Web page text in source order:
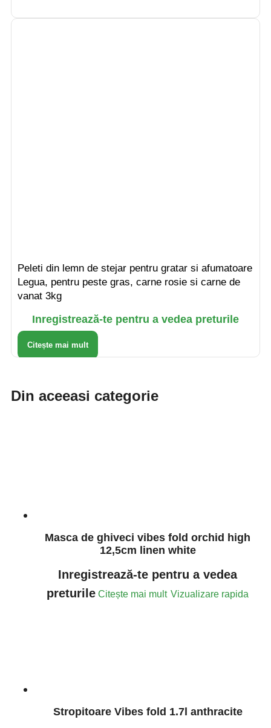
Peleti din lemn de stejar pentru gratar si afumatoare
Legua, pentru peste gras, carne rosie si carne de
vanat 3kg
Inregistrează-te pentru a vedea preturile
Citește mai mult
Din aceeasi categorie
Masca de ghiveci vibes fold orchid high
12,5cm linen white
Inregistrează-te pentru a vedea
preturile Citește mai mult Vizualizare rapida
Stropitoare Vibes fold 1.7l anthracite